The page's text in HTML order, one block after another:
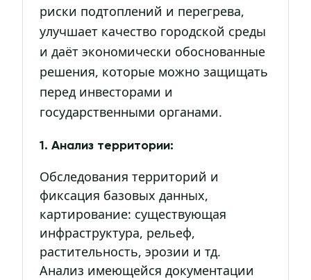
риски подтоплений и перегрева,
улучшает качество городской среды
и даёт экономически обоснованные
решения, которые можно защищать
перед инвесторами и
государственными органами.
1. Анализ территории:
Обследования территорий и
фиксация базовых данных,
картирование: существующая
инфраструктура, рельеф,
растительность, эрозии и тд.
Анализ имеющейся документации